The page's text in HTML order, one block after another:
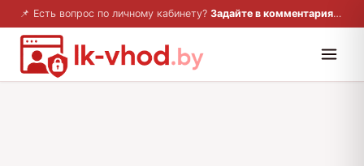
📌 Есть вопрос по личному кабинету? Задайте в комментариях — ответим!